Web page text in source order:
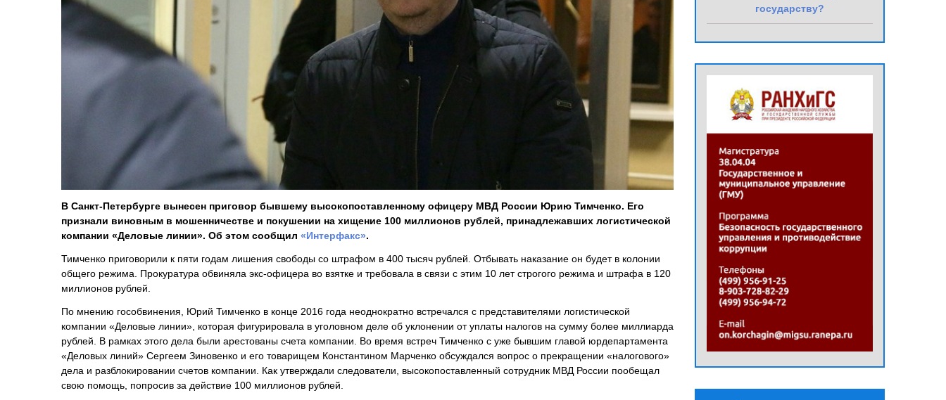
В Санкт-Петербурге вынесен приговор бывшему высокопоставленному офицеру МВД России Юрию Тимченко. Его
признали виновным в мошенничестве и покушении на хищение 100 миллионов рублей, принадлежавших логистической
компании «Деловые линии». Об этом сообщил «Интерфакс».
Тимченко приговорили к пяти годам лишения свободы со штрафом в 400 тысяч рублей. Отбывать наказание он будет в колонии
общего режима. Прокуратура обвиняла экс-офицера во взятке и требовала в связи с этим 10 лет строгого режима и штрафа в 120
миллионов рублей.
По мнению гособвинения, Юрий Тимченко в конце 2016 года неоднократно встречался с представителями логистической
компании «Деловые линии», которая фигурировала в уголовном деле об уклонении от уплаты налогов на сумму более миллиарда
рублей. В рамках этого дела были арестованы счета компании. Во время встреч Тимченко с уже бывшим главой юрдепартамента
«Деловых линий» Сергеем Зиновенко и его товарищем Константином Марченко обсуждался вопрос о прекращении «налогового»
дела и разблокировании счетов компании. Как утверждали следователи, высокопоставленный сотрудник МВД России пообещал
свою помощь, попросив за действие 100 миллионов рублей.
государству?